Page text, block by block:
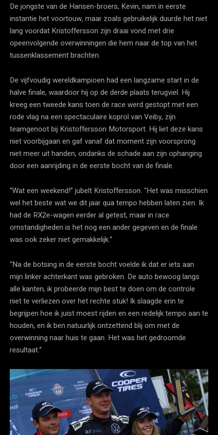
De jongste van de Hansen-broers, Kevin, nam in eerste
instantie het voortouw, maar zoals gebruikelijk duurde het niet
lang voordat Kristoffersson zijn draai vond met drie
opeenvolgende overwinningen die hem naar de top van het
tussenklassement brachten.
De vijfvoudig wereldkampioen had een langzame start in de
halve finale, waardoor hij op de derde plaats terugviel. Hij
kreeg een tweede kans toen de race werd gestopt met een
rode vlag na een spectaculaire koprol van Veiby, zijn
teamgenoot bij Kristoffersson Motorsport. Hij liet deze kans
niet voorbijgaan en gaf vanaf dat moment zijn voorsprong
niet meer uit handen, ondanks de schade aan zijn ophanging
door een aanrijding in de eerste bocht van de finale.
“Wat een weekend!” jubelt Kristoffersson. “Het was misschien
wel het beste wat we dit jaar qua tempo hebben laten zien. Ik
had de RX2e-wagen eerder al getest, maar in race
omstandigheden is het nog een ander gegeven en de finale
was ook zeker niet gemakkelijk.”
“Na de botsing in de eerste bocht voelde ik dat er iets aan
mijn linker achterkant was gebroken. De auto bewoog langs
alle kanten, ik probeerde mijn best te doen om de controle
niet te verliezen over het rechte stuk! Ik slaagde erin te
begrijpen hoe ik juist moest rijden en een redelijk tempo aan te
houden, en ik ben natuurlijk ontzettend blij om met de
overwinning naar huis te gaan. Het was het gedroomde
resultaat.”